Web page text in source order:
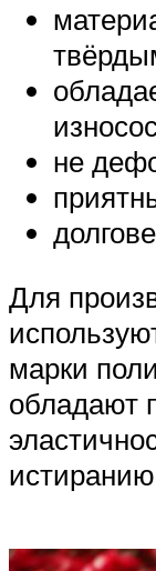
не
Для
марки
обладают